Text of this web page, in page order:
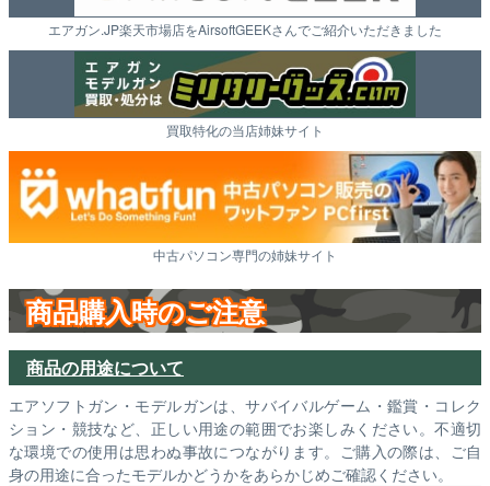
エアガン.JP楽天市場店をAirsoftGEEKさんでご紹介いただきました
買取特化の当店姉妹サイト
中古パソコン専門の姉妹サイト
商品購入時のご注意
商品の用途について
エアソフトガン・モデルガンは、サバイバルゲーム・鑑賞・コレク
ション・競技など、正しい用途の範囲でお楽しみください。不適切
な環境での使用は思わぬ事故につながります。ご購入の際は、ご自
身の用途に合ったモデルかどうかをあらかじめご確認ください。